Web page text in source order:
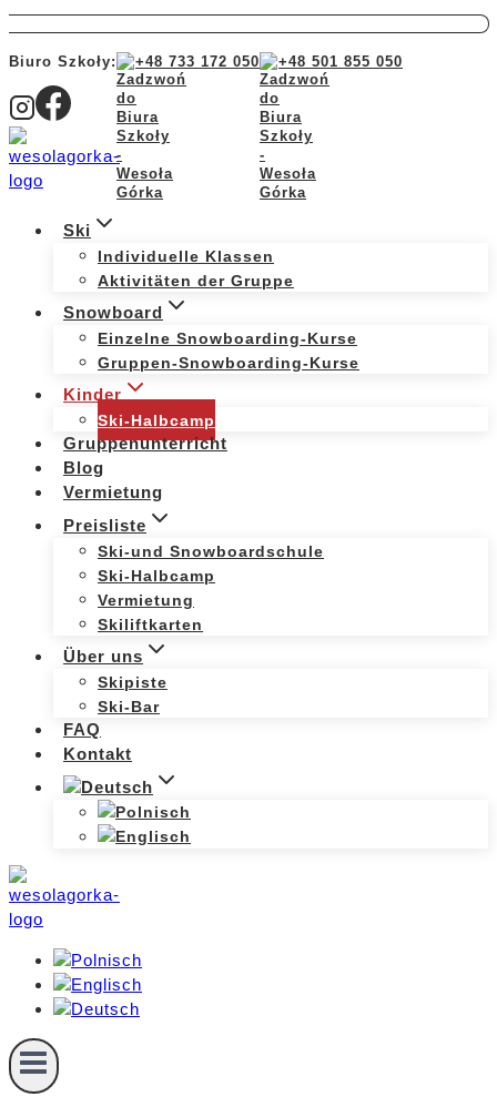
Biuro Szkoły: +48 733 172 050 +48 501 855 050
Ski
Individuelle Klassen
Aktivitäten der Gruppe
Snowboard
Einzelne Snowboarding-Kurse
Gruppen-Snowboarding-Kurse
Kinder
Ski-Halbcamp
Gruppenunterricht
Blog
Vermietung
Preisliste
Ski-und Snowboardschule
Ski-Halbcamp
Vermietung
Skiliftkarten
Über uns
Skipiste
Ski-Bar
FAQ
Kontakt